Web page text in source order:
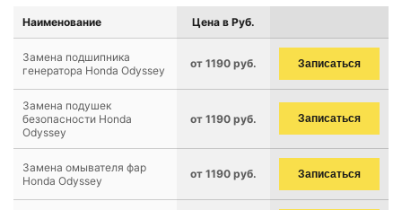
Наименование Цена в Руб.
Замена подшипника
генератора Honda Odyssey
от 1190 руб. Записаться
Замена подушек
безопасности Honda
Odyssey
от 1190 руб. Записаться
Замена омывателя фар
Honda Odyssey
от 1190 руб. Записаться